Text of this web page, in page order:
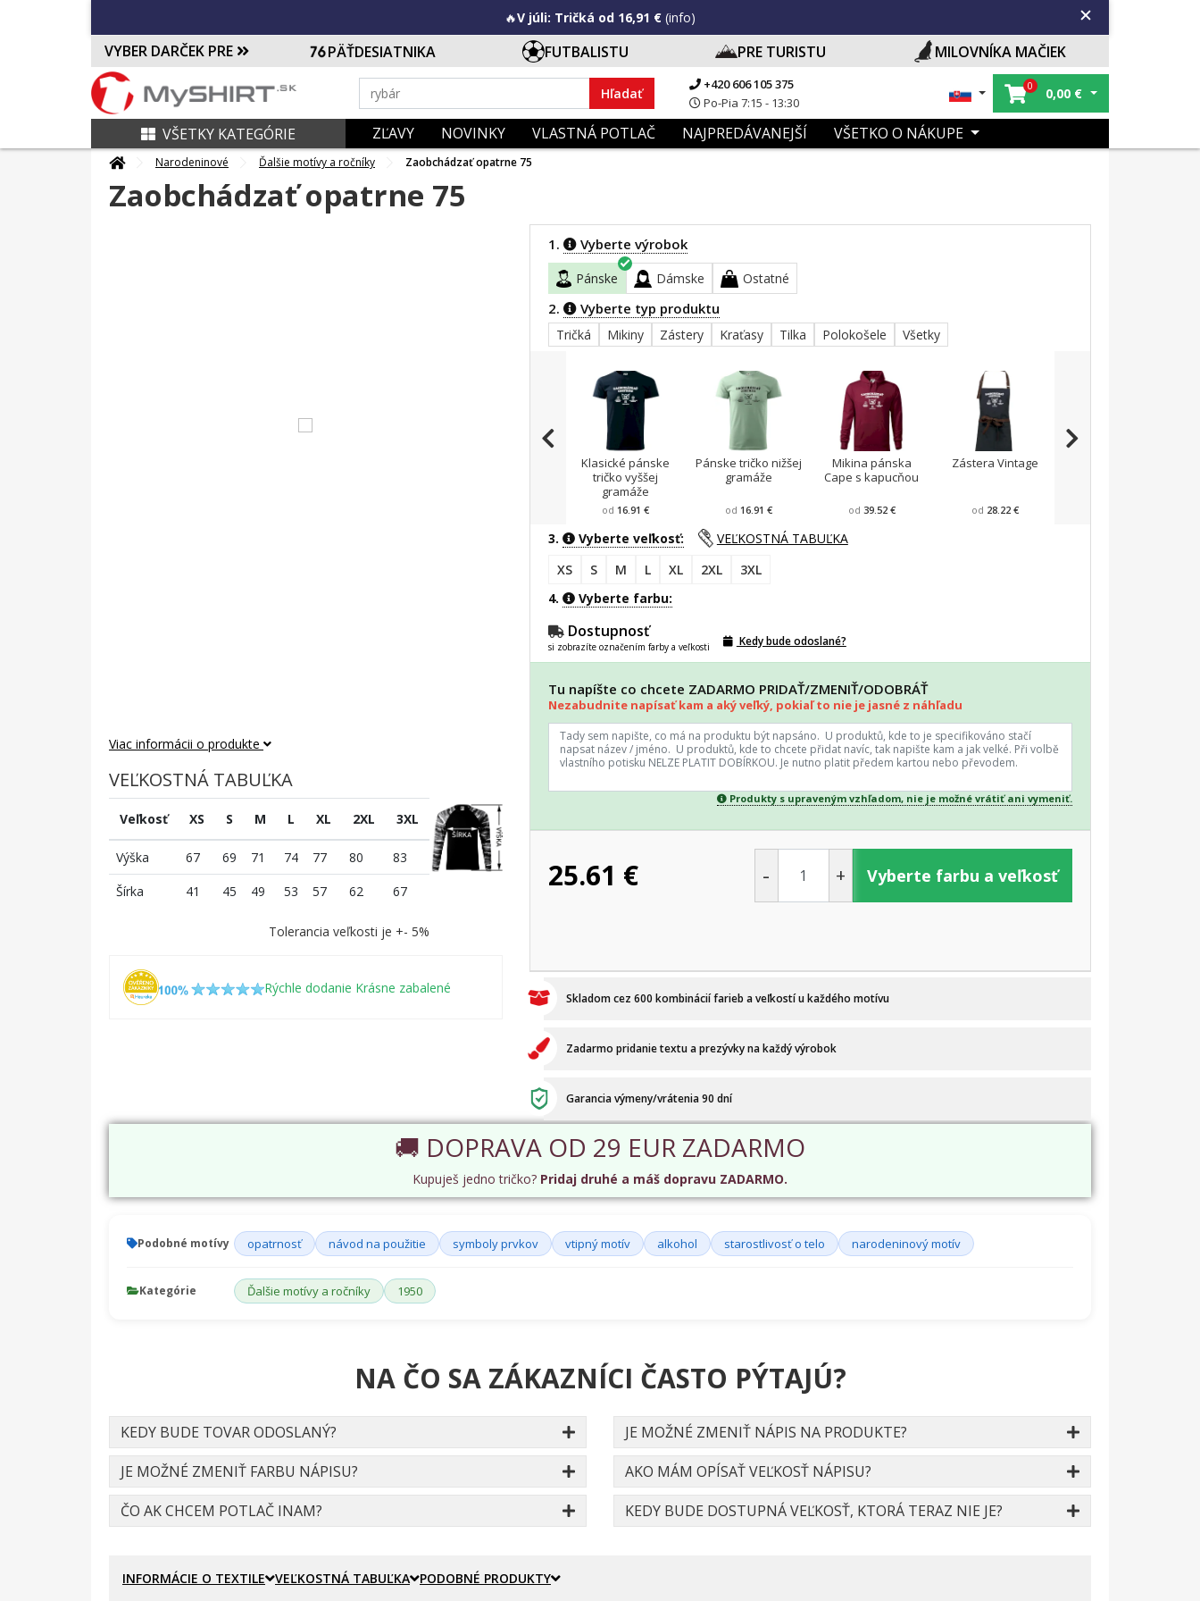
🔥V júli: Tričká od 16,91 € (info)
VYBER DARČEK PRE PÄŤDESIATNIKA FUTBALISTU PRE TURISTU MILOVNÍKA MAČIEK
Hľadať
+420 606 105 375
Po-Pia 7:15 - 13:30
0 0,00 €
VŠETKY KATEGÓRIE ZĽAVY NOVINKY VLASTNÁ POTLAČ NAJPREDÁVANEJŠÍ VŠETKO O NÁKUPE
Narodeninové Ďalšie motívy a ročníky Zaobchádzať opatrne 75
Zaobchádzať opatrne 75
Viac informácii o produkte
VEĽKOSTNÁ TABUĽKA
Veľkosť XS S M L XL 2XL 3XL
Výška 67 69 71 74 77 80
83
Šírka
41 45 49 53 57 62 67
Tolerancia veľkosti je +- 5%
Rýchle dodanie Krásne zabalené
1. Vyberte výrobok
Pánske Dámske Ostatné
2. Vyberte typ produktu
Tričká Mikiny Zástery Kraťasy Tilka Polokošele Všetky
Klasické pánske
tričko vyššej
gramáže
od 16.91 €
Pánske tričko nižšej
gramáže
od 16.91 €
Mikina pánska
Cape s kapucňou
od 39.52 €
Zástera Vintage
od 28.22 €
3. Vyberte veľkosť:
VEĽKOSTNÁ TABUĽKA
XS
S M L XL 2XL
3XL
4.
Vyberte farbu:
Dostupnosť
si zobrazíte označením farby a veľkosti Kedy bude odoslané?
Tu napíšte co chcete ZADARMO PRIDAŤ/ZMENIŤ/ODOBRÁŤ
Nezabudnite napísať kam a aký veľký, pokiaľ to nie je jasné z náhľadu
Produkty s upraveným vzhľadom, nie je možné vrátiť ani vymeniť.
25.61 € - + Vyberte farbu a veľkosť
Skladom cez 600 kombinácií farieb a veľkostí u každého motívu
Zadarmo pridanie textu a prezývky na každý výrobok
Garancia výmeny/vrátenia 90 dní
🚚 DOPRAVA OD 29 EUR ZADARMO
Kupuješ jedno tričko? Pridaj druhé a máš dopravu ZADARMO.
Podobné motívy opatrnosť návod na použitie symboly prvkov vtipný motív alkohol starostlivosť o telo narodeninový motív
Kategórie Ďalšie motívy a ročníky 1950
NA ČO SA ZÁKAZNÍCI ČASTO PÝTAJÚ?
KEDY BUDE TOVAR ODOSLANÝ?
JE MOŽNÉ ZMENIŤ FARBU NÁPISU?
ČO AK CHCEM POTLAČ INAM?
JE MOŽNÉ ZMENIŤ NÁPIS NA PRODUKTE?
AKO MÁM OPÍSAŤ VEĽKOSŤ NÁPISU?
KEDY BUDE DOSTUPNÁ VEĽKOSŤ, KTORÁ TERAZ NIE JE?
INFORMÁCIE O TEXTILE VEĽKOSTNÁ TABUĽKA PODOBNÉ PRODUKTY